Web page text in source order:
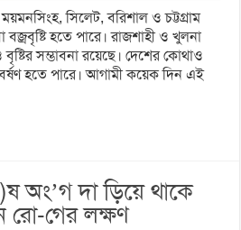
সিলেট, বরিশাল ও চট্টগ্রাম
বজ্রবৃষ্টি হতে পারে। রাজশাহী ও খুলনা
সম্ভাবনা রয়েছে। দেশের কোথাও
হতে পারে। আগামী কয়েক দিন এই
অং’গ দা ড়িয়ে থাকে
গের লক্ষণ